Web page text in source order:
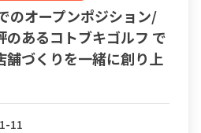
のオープンポジション/
のあるコトブキゴルフ で
舗づくりを一緒に創り上
11